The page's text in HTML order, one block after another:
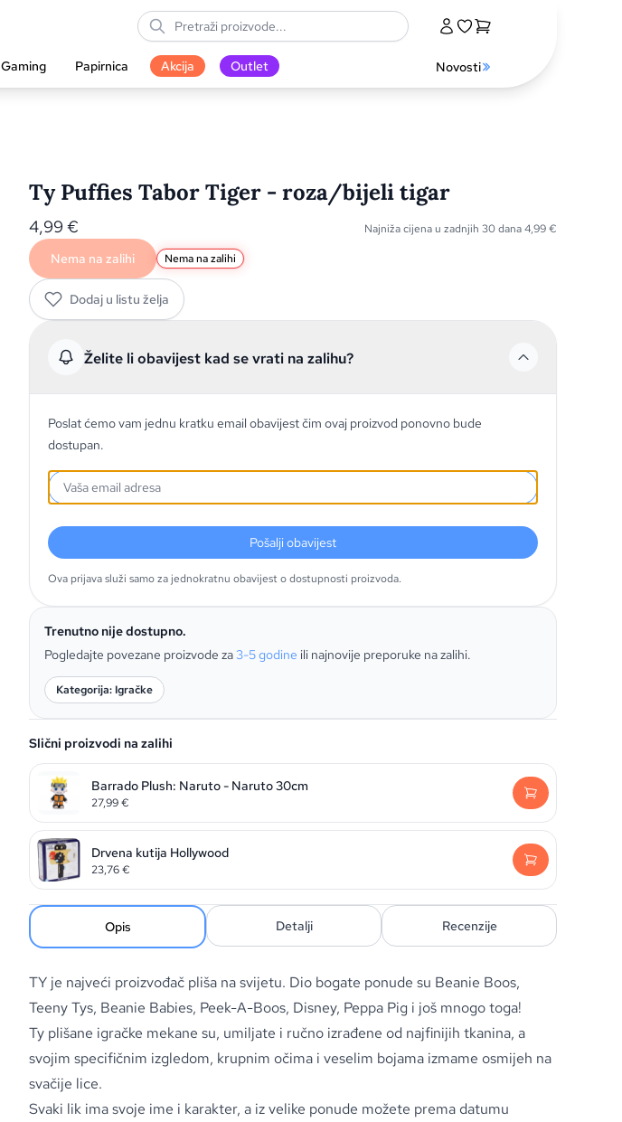
Gaming Papirnica Akcija Outlet Novosti
Ty Puffies Tabor Tiger - roza/bijeli tigar
4,99 € Najniža cijena u zadnjih 30 dana4,99€
Nema na zalihi Nema na zalihi
Dodaj u listu želja
Želite li obavijest kad se vrati na zalihu?
Poslat ćemo vam jednu kratku email obavijest čim ovaj proizvod ponovno bude
dostupan.
Pošalji obavijest
Ova prijava služi samo za jednokratnu obavijest o dostupnosti proizvoda.
Trenutno nije dostupno.
Pogledajte povezane proizvode za3-5 godine ili najnovije preporuke na zalihi.
Kategorija: Igračke
Slični proizvodi na zalihi
Barrado Plush: Naruto - Naruto 30cm
27,99€
Drvena kutija Hollywood
23,76€
Opis Detalji Recenzije
TY je najveći proizvođač pliša na svijetu. Dio bogate ponude su Beanie Boos,
Teeny Tys, Beanie Babies, Peek-A-Boos, Disney, Peppa Pig i još mnogo toga!
Ty plišane igračke mekane su, umiljate i ručno izrađene od najfinijih tkanina, a
svojim specifičnim izgledom, krupnim očima i veselim bojama izmame osmijeh na
svačije lice.
Svaki lik ima svoje ime i karakter, a iz velike ponude možete prema datumu